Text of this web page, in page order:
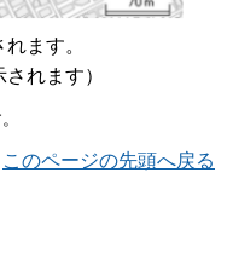
ます。
れます）
このページの先頭へ戻る